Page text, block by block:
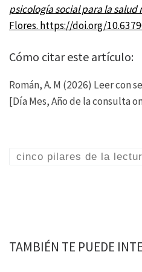
psicología social para la salud
Flores. https://doi.org/
Cómo citar este artículo:
Román, A. M (2026) Leer con
[Día Mes, Año de la consulta
cinco pilares de la
TAMBIÉN TE PUEDE